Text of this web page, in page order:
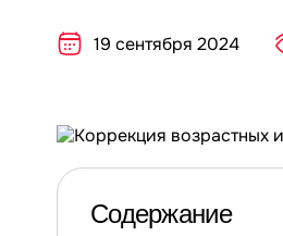
19 сентября 2024
Содержание